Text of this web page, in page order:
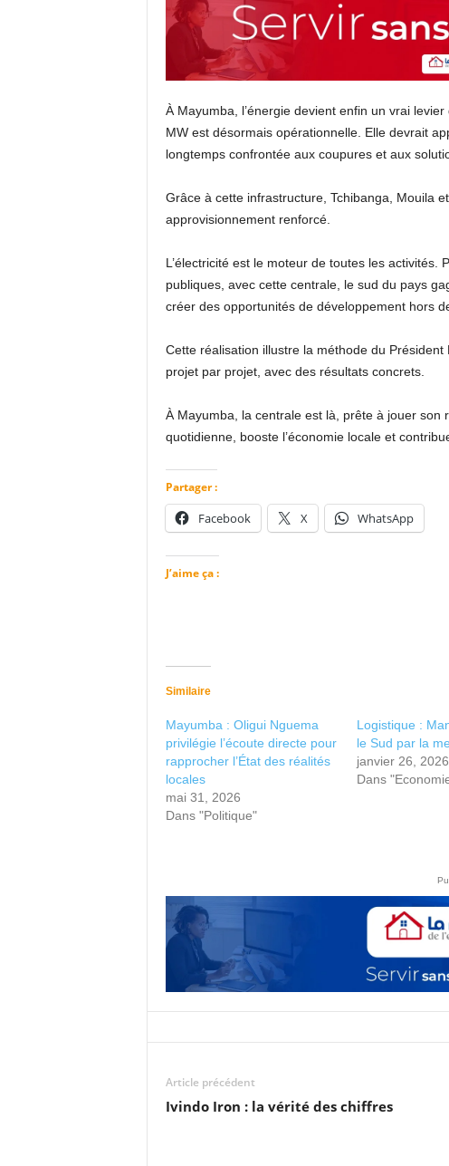
À Mayumba, l’énergie devient enfin un vrai
MW est désormais opérationnelle. Elle devrait
longtemps confrontée aux coupures et aux
Grâce à cette infrastructure, Tchibanga, Mouila
approvisionnement renforcé.
L’électricité est le moteur de toutes les
publiques, avec cette centrale, le sud du pays
créer des opportunités de développement hors
Cette réalisation illustre la méthode du
projet par projet, avec des résultats concrets.
À Mayumba, la centrale est là, prête à jouer son
quotidienne, booste l’économie locale et
Partager :
Facebook X WhatsApp
J’aime ça :
Similaire
Mayumba : Oligui Nguema
privilégie l’écoute directe pour
rapprocher l’État des réalités
locales
mai 31, 2026
Dans "Politique"
Logistique :
le Sud par la
janvier 26, 2026
Dans
Article précédent
Ivindo Iron : la vérité des chiffres